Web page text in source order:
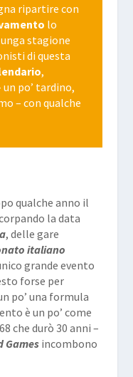
ripartire con
lo
stagione
di questa
,
po’ tardino,
– con qualche
qualche anno il
la data
, delle gare
italiano
grande evento
forse per
po’ una formula
è un po’ come
che durò 30 anni –
Gamesincombono